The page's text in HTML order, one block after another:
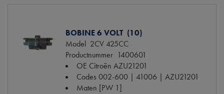
BOBINE 6 VOLT (10)
Model 2CV 425CC
Productnummer 1400601
OE Citroën AZU21201
Codes 002-600 | 41006 | AZU21201
Maten [PW 1]